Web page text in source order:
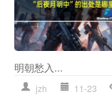
明朝愁入...
jzh 11-23